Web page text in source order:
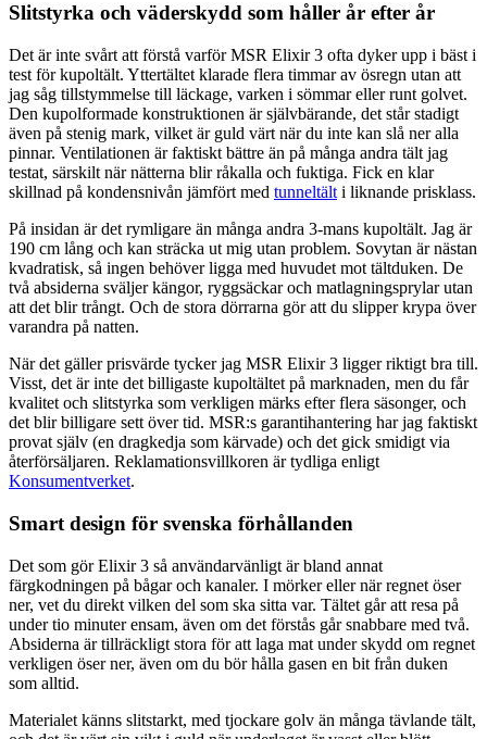
Slitstyrka och väderskydd som håller år efter år
Det är inte svårt att förstå varför MSR Elixir 3 ofta dyker upp i bäst i
test för kupoltält. Yttertältet klarade flera timmar av ösregn utan att
jag såg tillstymmelse till läckage, varken i sömmar eller runt golvet.
Den kupolformade konstruktionen är självbärande, det står stadigt
även på stenig mark, vilket är guld värt när du inte kan slå ner alla
pinnar. Ventilationen är faktiskt bättre än på många andra tält jag
testat, särskilt när nätterna blir råkalla och fuktiga. Fick en klar
skillnad på kondensnivån jämfört med tunneltält i liknande prisklass.
På insidan är det rymligare än många andra 3-mans kupoltält. Jag är
190 cm lång och kan sträcka ut mig utan problem. Sovytan är nästan
kvadratisk, så ingen behöver ligga med huvudet mot tältduken. De
två absiderna sväljer kängor, ryggsäckar och matlagningsprylar utan
att det blir trångt. Och de stora dörrarna gör att du slipper krypa över
varandra på natten.
När det gäller prisvärde tycker jag MSR Elixir 3 ligger riktigt bra till.
Visst, det är inte det billigaste kupoltältet på marknaden, men du får
kvalitet och slitstyrka som verkligen märks efter flera säsonger, och
det blir billigare sett över tid. MSR:s garantihantering har jag faktiskt
provat själv (en dragkedja som kärvade) och det gick smidigt via
återförsäljaren. Reklamationsvillkoren är tydliga enligt
Konsumentverket.
Smart design för svenska förhållanden
Det som gör Elixir 3 så användarvänligt är bland annat
färgkodningen på bågar och kanaler. I mörker eller när regnet öser
ner, vet du direkt vilken del som ska sitta var. Tältet går att resa på
under tio minuter ensam, även om det förstås går snabbare med två.
Absiderna är tillräckligt stora för att laga mat under skydd om regnet
verkligen öser ner, även om du bör hålla gasen en bit från duken
som alltid.
Materialet känns slitstarkt, med tjockare golv än många tävlande tält,